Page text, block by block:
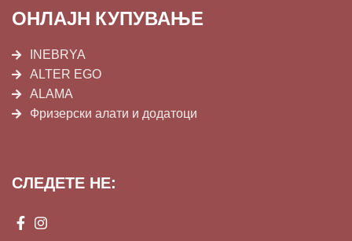
ОНЛАЈН КУПУВАЊЕ
INEBRYA
ALTER EGO
ALAMA
Фризерски алати и додатоци
СЛЕДЕТЕ НЕ: